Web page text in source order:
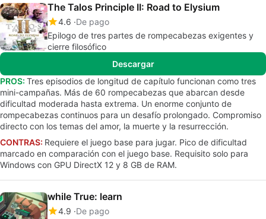
The Talos Principle II: Road to Elysium
4.6 De pago
Epilogo de tres partes de rompecabezas exigentes y
cierre filosófico
Descargar
PROS: Tres episodios de longitud de capítulo funcionan como tres
mini-campañas. Más de 60 rompecabezas que abarcan desde
dificultad moderada hasta extrema. Un enorme conjunto de
rompecabezas continuos para un desafío prolongado. Compromiso
directo con los temas del amor, la muerte y la resurrección.
CONTRAS: Requiere el juego base para jugar. Pico de dificultad
marcado en comparación con el juego base. Requisito solo para
Windows con GPU DirectX 12 y 8 GB de RAM.
while True: learn
4.9 De pago